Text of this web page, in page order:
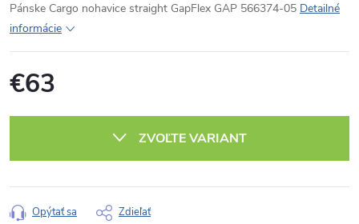
Pánske Cargo nohavice straight GapFlex GAP 566374-05 Detailné
informácie
€63
ZVOĽTE VARIANT
Opýtať sa Zdieľať